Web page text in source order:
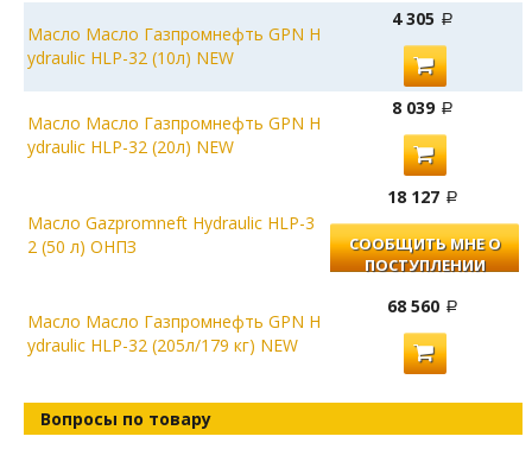
Масло Масло Газпромнефть GPN H
ydraulic HLP-32 (10л) NEW
4 305
Масло Масло Газпромнефть GPN H
ydraulic HLP-32 (20л) NEW
8 039
Масло Gazpromneft Hydraulic HLP-3
2 (50 л) ОНПЗ
18 127
СООБЩИТЬ МНЕ О
ПОСТУПЛЕНИИ
Масло Масло Газпромнефть GPN H
ydraulic HLP-32 (205л/179 кг) NEW
68 560
Вопросы по товару